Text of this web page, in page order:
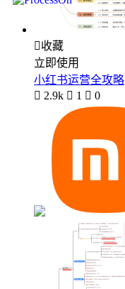
收藏
立即使用
小红书运营全攻略
 2.9k  1  0